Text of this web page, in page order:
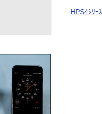
HPS4ｼﾘｰｽ